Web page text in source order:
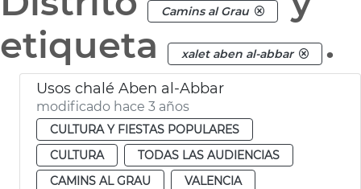
Camins al Grau
etiqueta
xalet aben al-abbar .
Usos chalé Aben al-Abbar
modificado hace 3 años
CULTURA Y FIESTAS POPULARES
CULTURA
TODAS LAS AUDIENCIAS
CAMINS AL GRAU
VALENCIA